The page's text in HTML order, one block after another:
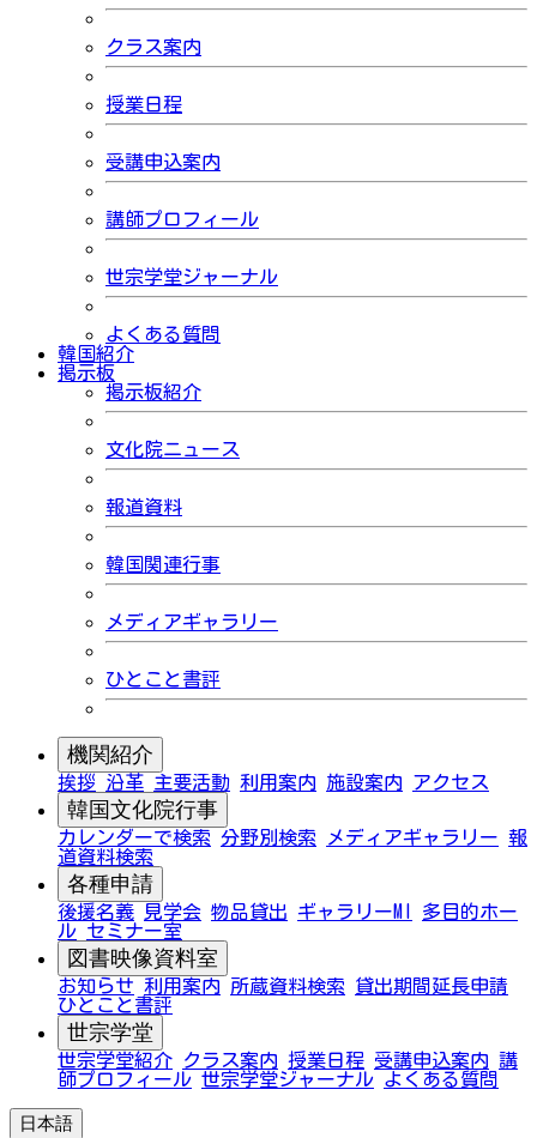
クラス案内
授業日程
受講申込案内
講師プロフィール
世宗学堂ジャーナル
よくある質問
韓国紹介
掲示板
掲示板紹介
文化院ニュース
報道資料
韓国関連行事
メディアギャラリー
ひとこと書評
機関紹介
挨拶 沿革 主要活動 利用案内 施設案内 アクセス
韓国文化院行事
カレンダーで検索 分野別検索 メディアギャラリー 報
道資料検索
各種申請
後援名義 見学会 物品貸出 ギャラリーMI
多目的ホー
ル セミナー室
図書映像資料室
お知らせ 利用案内 所蔵資料検索
貸出期間延長申請
ひとこと書評
世宗学堂
世宗学堂紹介 クラス案内 授業日程 受講申込案内 講
師プロフィール 世宗学堂ジャーナル よくある質問
日本語